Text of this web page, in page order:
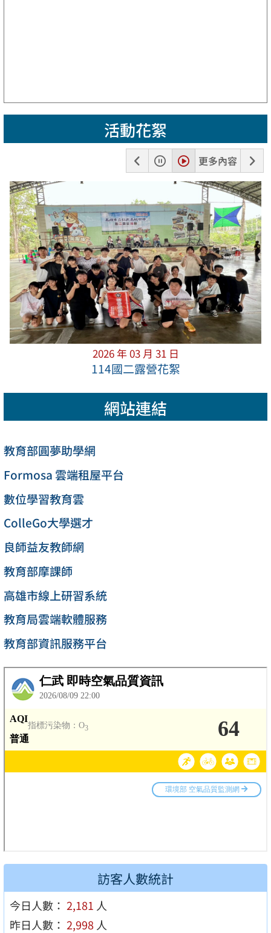
活動花絮
張
暫
停
播
放
更多內容
下
一
張
2026 年 03 月 31 日
114國二露營花絮
網站連結
教育部圓夢助學網
Formosa 雲端租屋平台
數位學習教育雲
ColleGo大學選才
良師益友教師網
教育部摩課師
高雄市線上研習系統
教育局雲端軟體服務
教育部資訊服務平台
訪客人數統計
今日人數： 2,181 人
昨日人數： 2,998 人